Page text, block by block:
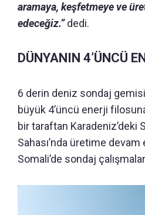
aramaya, keşfetmeye ve
edeceğiz.”dedi.
DÜNYANIN 4’ÜNCÜ
6 derin deniz sondaj
büyük 4’üncü enerji
bir taraftan Karadeniz’deki
Sahası’nda üretime devam
Somali’de sondaj